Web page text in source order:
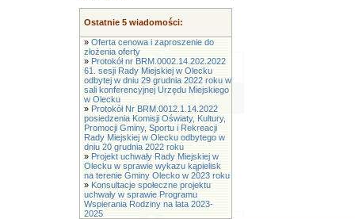
Ostatnie 5 wiadomości:
» Oferta cenowa i zaproszenie do
złożenia oferty
» Protokół nr BRM.0002.14.202.2022
61. sesji Rady Miejskiej w Olecku
odbytej w dniu 29 grudnia 2022 roku w
sali konferencyjnej Urzędu Miejskiego
w Olecku
» Protokół Nr BRM.0012.1.14.2022
posiedzenia Komisji Oświaty, Kultury,
Promocji Gminy, Sportu i Rekreacji
Rady Miejskiej w Olecku odbytego w
dniu 20 grudnia 2022 roku
» Projekt uchwały Rady Miejskiej w
Olecku w sprawie wykazu kąpielisk
na terenie Gminy Olecko w 2023 roku
» Konsultacje społeczne projektu
uchwały w sprawie Programu
Wspierania Rodziny na lata 2023-
2025